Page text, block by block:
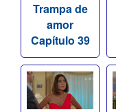
Trampa de
amor
Capítulo 39